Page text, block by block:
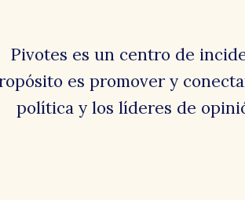
Pivotes es un centro de
es promover y
política y los líderes de